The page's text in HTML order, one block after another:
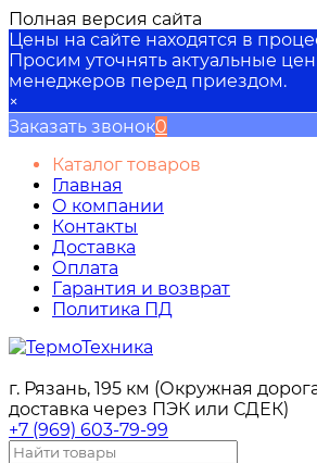
Полная версия сайта
Цены на сайте находятся в
Просим уточнять актуальные
менеджеров перед приездом.
×
Заказать звонок0
Каталог товаров
Главная
О компании
Контакты
Доставка
Оплата
Гарантия и возврат
Политика ПД
г. Рязань, 195 км (Окружная
доставка через ПЭК или СДЕК)
+7 (969) 603-79-99